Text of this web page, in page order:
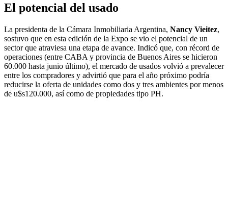
El potencial del usado
La presidenta de la Cámara Inmobiliaria Argentina, Nancy Vieitez,
sostuvo que en esta edición de la Expo se vio el potencial de un
sector que atraviesa una etapa de avance. Indicó que, con récord de
operaciones (entre CABA y provincia de Buenos Aires se hicieron
60.000 hasta junio último), el mercado de usados volvió a prevalecer
entre los compradores y advirtió que para el año próximo podría
reducirse la oferta de unidades como dos y tres ambientes por menos
de u$s120.000, así como de propiedades tipo PH.